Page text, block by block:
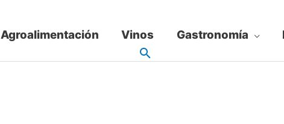
Agroalimentación Vinos Gastronomía